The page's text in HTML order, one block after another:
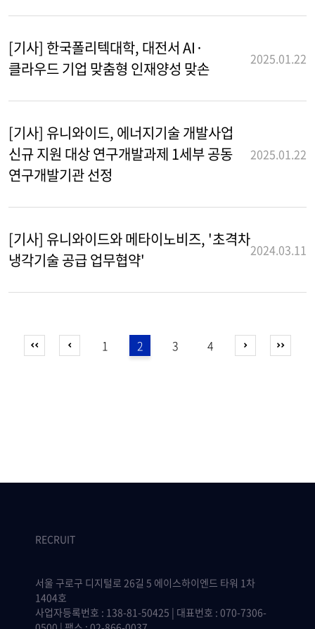
[기사] 한국폴리텍대학, 대전서 AI·
클라우드 기업 맞춤형 인재양성 맞손
2025.01.22
[기사] 유니와이드, 에너지기술 개발사업
신규 지원 대상 연구개발과제 1세부 공동
연구개발기관 선정
2025.01.22
[기사] 유니와이드와 메타이노비즈, '초격차
냉각기술 공급 업무협약'
2024.03.11
1 2 3 4
RECRUIT
서울 구로구 디지털로 26길 5 에이스하이엔드 타워 1차
1404호
사업자등록번호 : 138-81-50425 | 대표번호 : 070-7306-